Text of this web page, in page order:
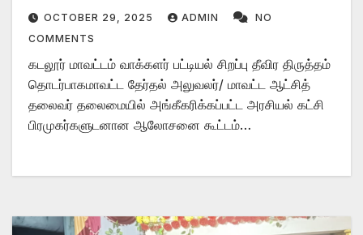
OCTOBER 29, 2025 ADMIN
NO
COMMENTS
கடலூர் மாவட்டம் வாக்களர் பட்டியல் சிறப்பு தீவிர திருத்தம்
தொடர்பாகமாவட்ட தேர்தல் அலுவலர்/ மாவட்ட ஆட்சித்
தலைவர் தலைமையில் அங்கீகரிக்கப்பட்ட அரசியல் கட்சி
பிரமுகர்களுடனான ஆலோசனை கூட்டம்…